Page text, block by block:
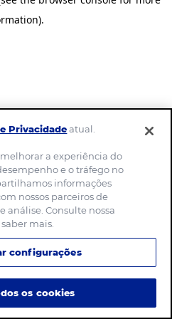
.
Privacidadeatual.
a experiência do
e o tráfego no
informações
nossos parceiros de
análise. Consulte nossa
mais.
configurações
os cookies